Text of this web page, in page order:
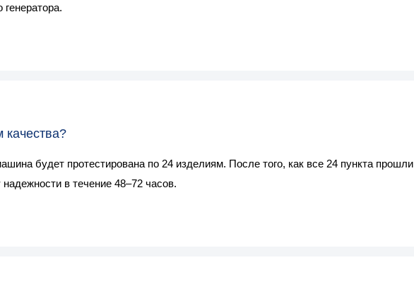
будет протестирована по 24 изделиям. После того, как все 24 пункта прошли
в течение 48–72 часов.